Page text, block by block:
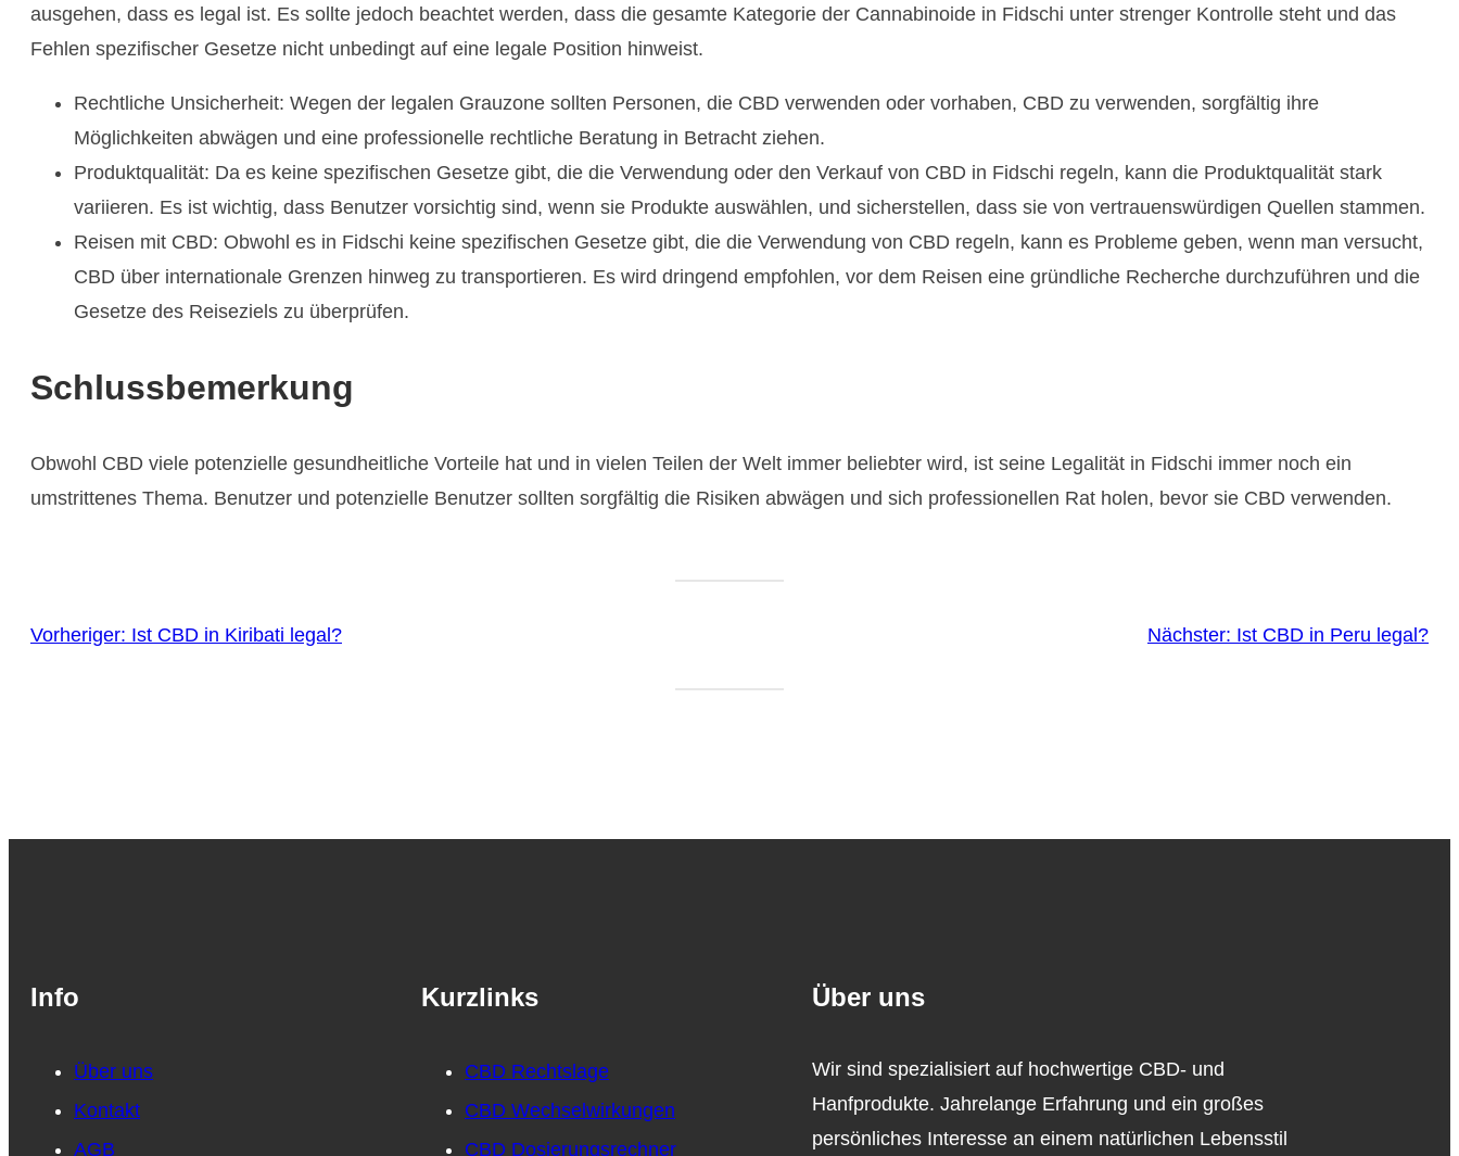
ausgehen, dass es legal ist. Es sollte jedoch beachtet werden, dass die gesamte Kategorie der Cannabinoide in Fidschi unter strenger Kontrolle steht und das
Fehlen spezifischer Gesetze nicht unbedingt auf eine legale Position hinweist.
Rechtliche Unsicherheit: Wegen der legalen Grauzone sollten Personen, die CBD verwenden oder vorhaben, CBD zu verwenden, sorgfältig ihre
Möglichkeiten abwägen und eine professionelle rechtliche Beratung in Betracht ziehen.
Produktqualität: Da es keine spezifischen Gesetze gibt, die die Verwendung oder den Verkauf von CBD in Fidschi regeln, kann die Produktqualität stark
variieren. Es ist wichtig, dass Benutzer vorsichtig sind, wenn sie Produkte auswählen, und sicherstellen, dass sie von vertrauenswürdigen Quellen stammen.
Reisen mit CBD: Obwohl es in Fidschi keine spezifischen Gesetze gibt, die die Verwendung von CBD regeln, kann es Probleme geben, wenn man versucht,
CBD über internationale Grenzen hinweg zu transportieren. Es wird dringend empfohlen, vor dem Reisen eine gründliche Recherche durchzuführen und die
Gesetze des Reiseziels zu überprüfen.
Schlussbemerkung
Obwohl CBD viele potenzielle gesundheitliche Vorteile hat und in vielen Teilen der Welt immer beliebter wird, ist seine Legalität in Fidschi immer noch ein
umstrittenes Thema. Benutzer und potenzielle Benutzer sollten sorgfältig die Risiken abwägen und sich professionellen Rat holen, bevor sie CBD verwenden.
Vorheriger: Ist CBD in Kiribati legal? Nächster: Ist CBD in Peru legal?
Info
Über uns
Kontakt
AGB
Kurzlinks
CBD Rechtslage
CBD Wechselwirkungen
CBD Dosierungsrechner
Über uns
Wir sind spezialisiert auf hochwertige CBD- und
Hanfprodukte. Jahrelange Erfahrung und ein großes
persönliches Interesse an einem natürlichen Lebensstil